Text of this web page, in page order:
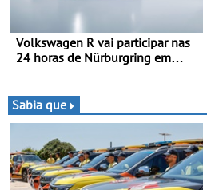
Volkswagen R vai participar nas
24 horas de Nürburgring em
performance premium
Sabia que